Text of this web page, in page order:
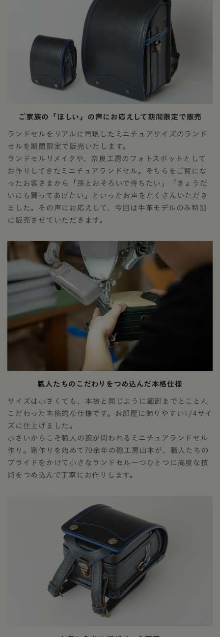
ご家族の「ほしい」の声にお応えして期間限定で販売
ランドセルをリアルに再現したミニチュアサイズのランド
セルを期間限定で販売いたします。
ランドセルリメイクや、奈良工房のフォトスポットとして
お作りしてきたミニチュアランドセル。そちらをご覧にな
ったお客さまから「孫とおそろいで持ちたい」「きょうだ
いにも買ってあげたい」といったお声をたくさんいただき
ました。その声にお応えして、今回は牛革モデルのみ特別
に販売させていただきます。
職人たちのこだわりをつめ込んだ本格仕様
サイズは小さくても、本物と同じように細部までとことん
こだわった本格的な仕様です。お部屋に飾りやすい1/4サイ
ズに仕上げました。
小さいからこそ職人の腕が問われるミニチュアランドセル
作り。鞄作りを始めて70余年の鞄工房山本が、職人たちの
プライドをかけて小さなランドセル一つひとつに高度な技
術をつめ込んで丁寧にお作りします。